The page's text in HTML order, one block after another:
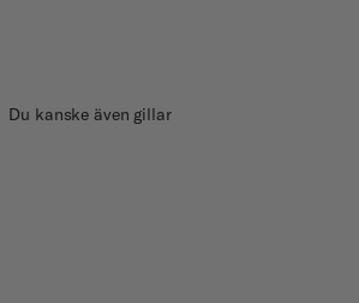
Du kanske även gillar